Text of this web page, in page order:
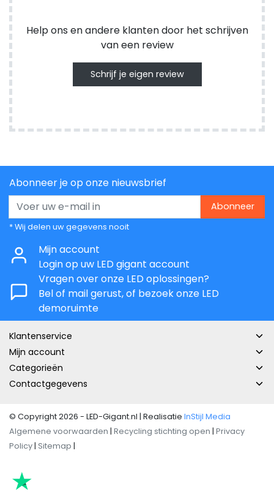
Help ons en andere klanten door het schrijven
van een review
Schrijf je eigen review
Abonneer je op onze nieuwsbrief
Abonneer
* Wij delen uw gegevens nooit
Mijn account
Login op uw LED gigant account
Vragen over onze LED oplossingen?
Bel of mail gerust, of bezoek onze LED
demoruimte
Klantenservice
Mijn account
Categorieën
Contactgegevens
© Copyright 2026 - LED-Gigant.nl | Realisatie InStijl Media
Algemene voorwaarden | Recycling stichting open | Privacy
Policy | Sitemap |